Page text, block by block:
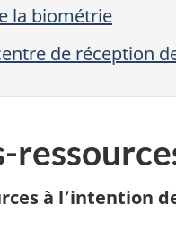
la biométrie
de réception
à l’intention